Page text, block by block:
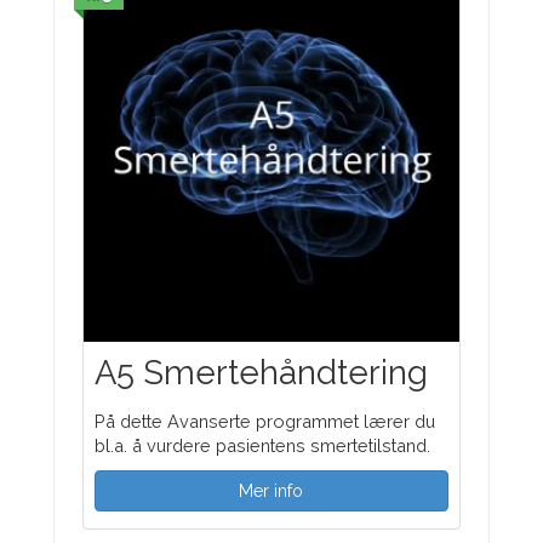
A5 Smertehåndtering
På dette Avanserte programmet lærer du
bl.a. å vurdere pasientens smertetilstand.
Mer info